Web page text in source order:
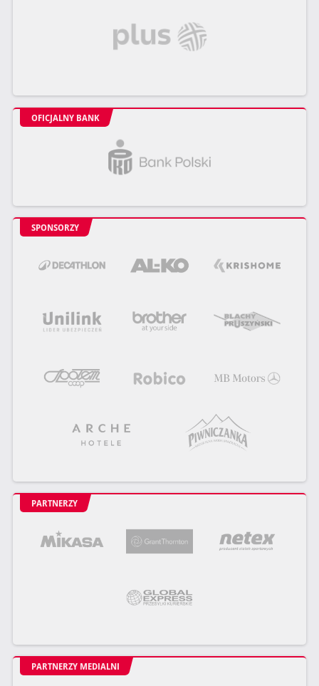
OFICJALNY BANK
SPONSORZY
PARTNERZY
PARTNERZY MEDIALNI